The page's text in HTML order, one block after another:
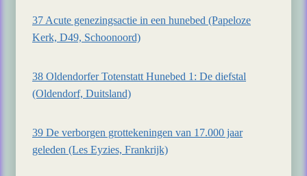
37 Acute genezingsactie in een hunebed (Papeloze
Kerk, D49, Schoonoord)
38 Oldendorfer Totenstatt Hunebed 1: De diefstal
(Oldendorf, Duitsland)
39 De verborgen grottekeningen van 17.000 jaar
geleden (Les Eyzies, Frankrijk)